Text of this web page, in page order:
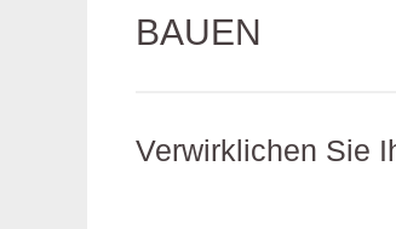
BAUEN
Verwirklichen Sie